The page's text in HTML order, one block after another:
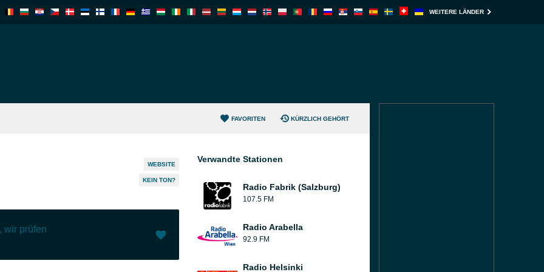
WEITERE LÄNDER
FAVORITEN KÜRZLICH GEHÖRT
WEBSITE
KEIN TON?
wir prüfen
Verwandte Stationen
Radio Fabrik (Salzburg)
107.5 FM
Radio Arabella
92.9 FM
Radio Helsinki